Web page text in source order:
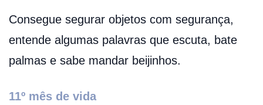
Consegue segurar objetos com segurança,
entende algumas palavras que escuta, bate
palmas e sabe mandar beijinhos.
11º mês de vida